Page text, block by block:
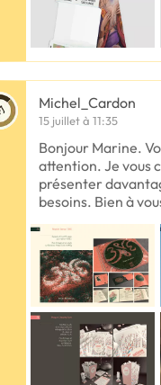
Michel_Cardon
15 juillet à 11:35
Bonjour Marine.
attention. Je vous
présenter
besoins. Bien à